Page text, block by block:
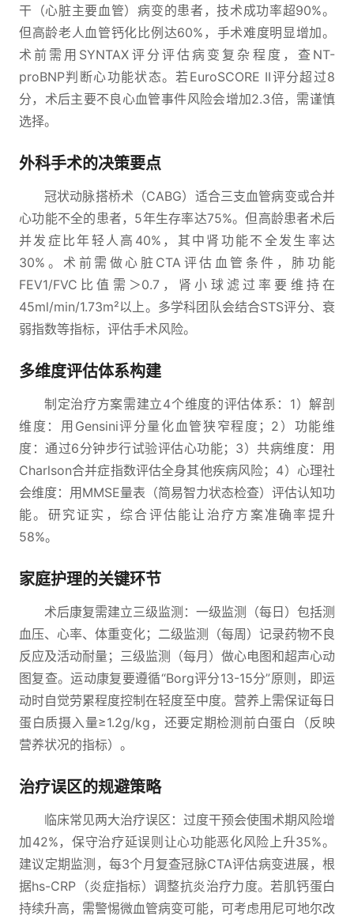
干（心脏主要血管）病变的患者，技术成功率超90%。
但高龄老人血管钙化比例达60%，手术难度明显增加。
术前需用SYNTAX评分评估病变复杂程度，查NT-
proBNP判断心功能状态。若EuroSCORE II评分超过8
分，术后主要不良心血管事件风险会增加2.3倍，需谨慎
选择。
外科手术的决策要点
冠状动脉搭桥术（CABG）适合三支血管病变或合并
心功能不全的患者，5年生存率达75%。但高龄患者术后
并发症比年轻人高40%，其中肾功能不全发生率达
30%。术前需做心脏CTA评估血管条件，肺功能
FEV1/FVC比值需＞0.7，肾小球滤过率要维持在
45ml/min/1.73m²以上。多学科团队会结合STS评分、衰
弱指数等指标，评估手术风险。
多维度评估体系构建
制定治疗方案需建立4个维度的评估体系：1）解剖
维度：用Gensini评分量化血管狭窄程度；2）功能维
度：通过6分钟步行试验评估心功能；3）共病维度：用
Charlson合并症指数评估全身其他疾病风险；4）心理社
会维度：用MMSE量表（简易智力状态检查）评估认知功
能。研究证实，综合评估能让治疗方案准确率提升
58%。
家庭护理的关键环节
术后康复需建立三级监测：一级监测（每日）包括测
血压、心率、体重变化；二级监测（每周）记录药物不良
反应及活动耐量；三级监测（每月）做心电图和超声心动
图复查。运动康复要遵循“Borg评分13-15分”原则，即运
动时自觉劳累程度控制在轻度至中度。营养上需保证每日
蛋白质摄入量≥1.2g/kg，还要定期检测前白蛋白（反映
营养状况的指标）。
治疗误区的规避策略
临床常见两大治疗误区：过度干预会使围术期风险增
加42%，保守治疗延误则让心功能恶化风险上升35%。
建议定期监测，每3个月复查冠脉CTA评估病变进展，根
据hs-CRP（炎症指标）调整抗炎治疗力度。若肌钙蛋白
持续升高，需警惕微血管病变可能，可考虑用尼可地尔改